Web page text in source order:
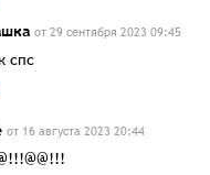
от 29 сентября 2023 09:45
спс
от 16 августа 2023 20:44